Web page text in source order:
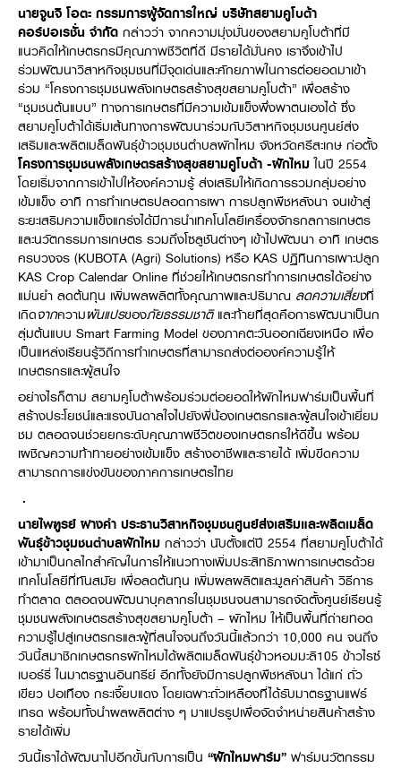
นายจูนจิ โอตะ กรรมการผู้จัดการใหญ่ บริษัทสยามคูโบต้า
คอร์ปอเรชั่น จำกัด กล่าวว่า จากความมุ่งมั่นของสยามคูโบต้าที่มี
แนวคิดให้เกษตรกรมีคุณภาพชีวิตที่ดี มีรายได้มั่นคง เราจึงเข้าไป
ร่วมพัฒนาวิสาหกิจชุมชนที่มีจุดเด่นและศักยภาพในการต่อยอดมาเข้า
ร่วม “โครงการชุมชนพลังเกษตรสร้างสุขสยามคูโบต้า” เพื่อสร้าง
“ชุมชนต้นแบบ” ทางการเกษตรที่มีความเข้มแข็งพึ่งพาตนเองได้ ซึ่ง
สยามคูโบต้าได้เริ่มเส้นทางการพัฒนาร่วมกับวิสาหกิจชุมชนศูนย์ส่ง
เสริมและผลิตเมล็ดพันธุ์ข้าวชุมชนตำบลผักไหม จังหวัดศรีสะเกษ ก่อตั้ง
โครงการชุมชนพลังเกษตรสร้างสุขสยามคูโบต้า -ผักไหมในปี 2554
โดยเริ่มจากการเข้าไปให้องค์ความรู้ ส่งเสริมให้เกิดการรวมกลุ่มอย่าง
เข้มแข็ง อาทิ การทำเกษตรปลอดการเผา การปลูกพืชหลังนา จนเข้าสู่
ระยะเสริมความแข็งแกร่งได้มีการนำเทคโนโลยีเครื่องจักรกลการเกษตร
และนวัตกรรมการเกษตร รวมถึงโซลูชันต่างๆ เข้าไปพัฒนา อาทิ เกษตร
ครบวงจร (KUBOTA (Agri) Solutions) หรือ KAS ปฏิทินการเพาะปลูก
KAS Crop Calendar Online ที่ช่วยให้เกษตรกรทำการเกษตรได้อย่าง
แม่นยำ ลดต้นทุน เพิ่มผลผลิตทั้งคุณภาพและปริมาณ ลดความเสี่ยงที่
เกิดจากความผันแปรของภัยธรรมชาติและท้ายที่สุดคือการพัฒนาเป็นก
ลุ่มต้นแบบ Smart Farming Model ของภาคตะวันออกเฉียงเหนือ เพื่อ
เป็นแหล่งเรียนรู้วิถีการทำเกษตรที่สามารถส่งต่อองค์ความรู้ให้
เกษตรกรและผู้สนใจ
อย่างไรก็ตาม สยามคูโบต้าพร้อมร่วมต่อยอดให้ผักไหมฟาร์มเป็นพื้นที่
สร้างประโยชน์และแรงบันดาลใจไปยังพี่น้องเกษตรกรและผู้สนใจเข้าเยี่ยม
ชม ตลอดจนช่วยยกระดับคุณภาพชีวิตของเกษตรกรให้ดีขึ้น พร้อม
เผชิญความท้าทายอย่างเข้มแข็ง สร้างอาชีพและรายได้ เพิ่มขีดความ
สามารถการแข่งขันของภาคการเกษตรไทย
.
นายไพฑูรย์ ฝางคำ ประธานวิสาหกิจชุมชนศูนย์ส่งเสริมและผลิตเมล็ด
พันธุ์ข้าวชุมชนตำบลผักไหม กล่าวว่า นับตั้งแต่ปี 2554 ที่สยามคูโบต้าได้
เข้ามาเป็นกลไกสำคัญในการให้แนวทางเพิ่มประสิทธิภาพการเกษตรด้วย
เทคโนโลยีที่ทันสมัย เพื่อลดต้นทุน เพิ่มผลผลิตและมูลค่าสินค้า วิธีการ
ทำตลาด ตลอดจนพัฒนาบุคลากรในชุมชนจนสามารถจัดตั้งศูนย์เรียนรู้
ชุมชนพลังเกษตรสร้างสุขสยามคูโบต้า – ผักไหม ให้เป็นพื้นที่ถ่ายทอด
ความรู้ไปสู่เกษตรกรและผู้ที่สนใจจนถึงวันนี้แล้วกว่า 10,000 คน จนถึง
วันนี้สมาชิกเกษตรกรผักไหมได้ผลิตเมล็ดพันธุ์ข้าวหอมมะลิ105 ข้าวไรซ์
เบอร์รี่ ในมาตรฐานอินทรีย์ อีกทั้งยังมีการปลูกพืชหลังนา ได้แก่ ถั่ว
เขียว ปอเทือง กระเจี๊ยบแดง โดยเฉพาะถั่วเหลืองที่ได้รับมาตรฐานแฟร์
เทรด พร้อมทั้งนำผลผลิตต่าง ๆ มาแปรรูปเพื่อจัดจำหน่ายสินค้าสร้าง
รายได้เพิ่ม
วันนี้เราได้พัฒนาไปอีกขั้นกับการเป็น “ผักไหมฟาร์ม” ฟาร์มนวัตกรรม